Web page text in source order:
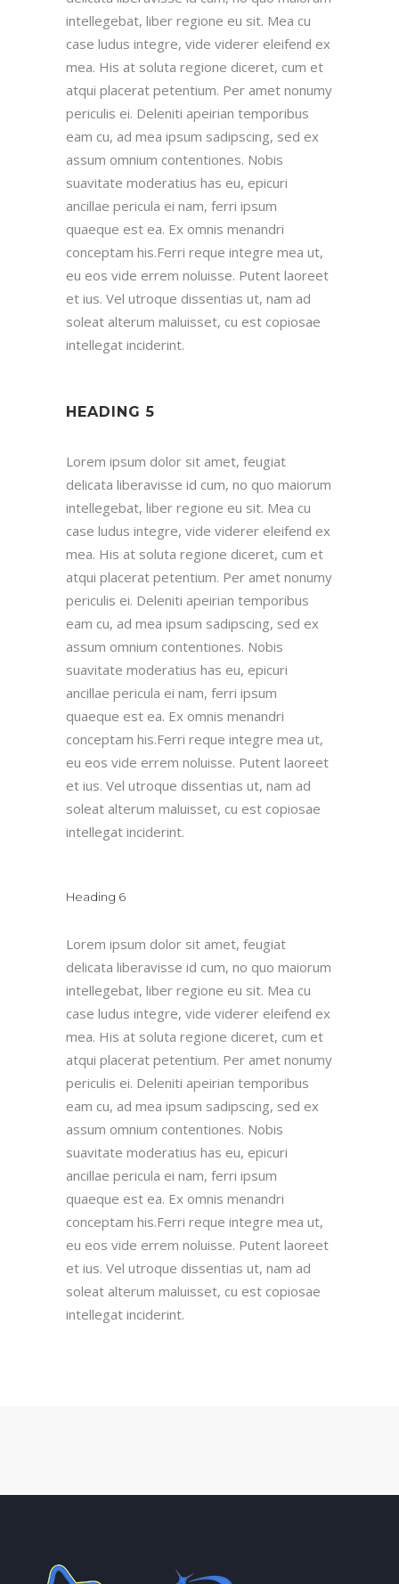
intellegebat, liber regione eu sit. Mea cu
case ludus integre, vide viderer eleifend ex
mea. His at soluta regione diceret, cum et
atqui placerat petentium. Per amet nonumy
periculis ei. Deleniti apeirian temporibus
eam cu, ad mea ipsum sadipscing, sed ex
assum omnium contentiones. Nobis
suavitate moderatius has eu, epicuri
ancillae pericula ei nam, ferri ipsum
quaeque est ea. Ex omnis menandri
conceptam his.Ferri reque integre mea ut,
eu eos vide errem noluisse. Putent laoreet
et ius. Vel utroque dissentias ut, nam ad
soleat alterum maluisset, cu est copiosae
intellegat inciderint.
HEADING 5
Lorem ipsum dolor sit amet, feugiat
delicata liberavisse id cum, no quo maiorum
intellegebat, liber regione eu sit. Mea cu
case ludus integre, vide viderer eleifend ex
mea. His at soluta regione diceret, cum et
atqui placerat petentium. Per amet nonumy
periculis ei. Deleniti apeirian temporibus
eam cu, ad mea ipsum sadipscing, sed ex
assum omnium contentiones. Nobis
suavitate moderatius has eu, epicuri
ancillae pericula ei nam, ferri ipsum
quaeque est ea. Ex omnis menandri
conceptam his.Ferri reque integre mea ut,
eu eos vide errem noluisse. Putent laoreet
et ius. Vel utroque dissentias ut, nam ad
soleat alterum maluisset, cu est copiosae
intellegat inciderint.
Heading 6
Lorem ipsum dolor sit amet, feugiat
delicata liberavisse id cum, no quo maiorum
intellegebat, liber regione eu sit. Mea cu
case ludus integre, vide viderer eleifend ex
mea. His at soluta regione diceret, cum et
atqui placerat petentium. Per amet nonumy
periculis ei. Deleniti apeirian temporibus
eam cu, ad mea ipsum sadipscing, sed ex
assum omnium contentiones. Nobis
suavitate moderatius has eu, epicuri
ancillae pericula ei nam, ferri ipsum
quaeque est ea. Ex omnis menandri
conceptam his.Ferri reque integre mea ut,
eu eos vide errem noluisse. Putent laoreet
et ius. Vel utroque dissentias ut, nam ad
soleat alterum maluisset, cu est copiosae
intellegat inciderint.